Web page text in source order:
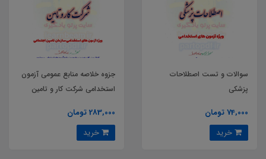
سوالات و تست اصطلاحات
پزشکی
74,000 تومان
جزوه خلاصه منابع عمومی آزمون
استخدامی شرکت کار و تامین
283,000 تومان